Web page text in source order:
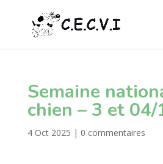
Semaine
chien – 3 et
4 Oct 2025 | 0 commentaires